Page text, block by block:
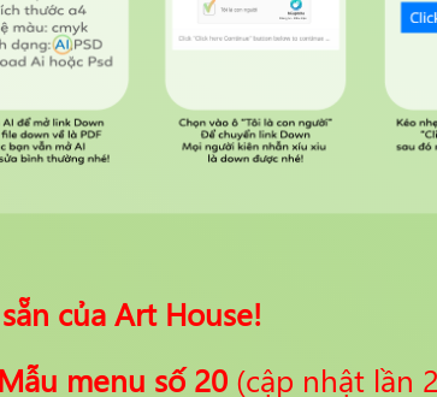
của Art House!
Mẫu menu số 20 (cập nhật lần